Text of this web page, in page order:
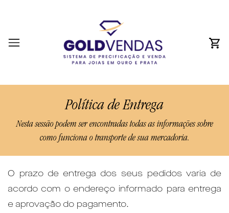
Política de Entrega
Nesta sessão podem ser encontradas todas as informações sobre
como funciona o transporte de sua mercadoria.
O prazo de entrega dos seus pedidos varia de
acordo com o endereço informado para entrega
e aprovação do pagamento.